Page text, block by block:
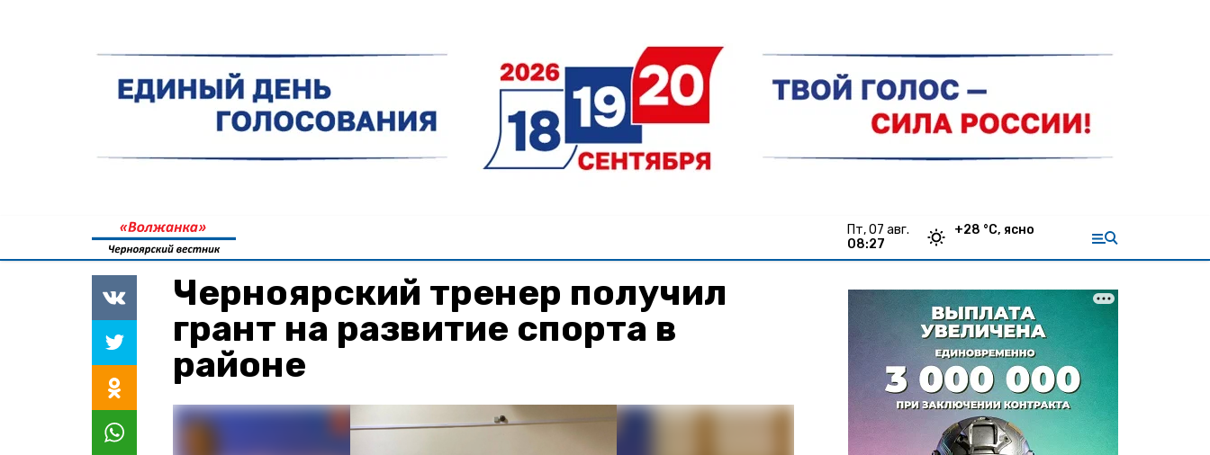
пт, 07 авг.
08:27
+28 °С, ясно
Черноярский тренер получил
грант на развитие спорта в
районе